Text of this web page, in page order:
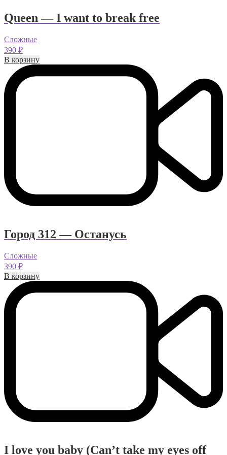
Queen — I want to break free
Сложные
390 ₽
В корзину
Город 312 — Останусь
Сложные
390 ₽
В корзину
I love you baby (Can’t take my eyes off